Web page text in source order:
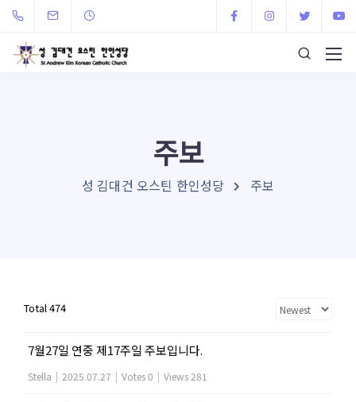
주보
성 김대건 오스틴 한인성당 주보
Total 474
7월27일 연중 제17주일 주보입니다.
Stella | 2025.07.27 | Votes 0 | Views 281